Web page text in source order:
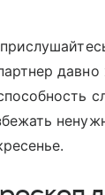
давно